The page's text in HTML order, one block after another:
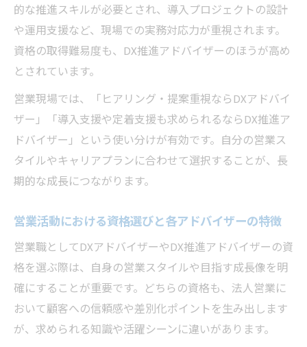
的な推進スキルが必要とされ、導入プロジェクトの設計
や運用支援など、現場での実務対応力が重視されます。
資格の取得難易度も、DX推進アドバイザーのほうが高め
とされています。
営業現場では、「ヒアリング・提案重視ならDXアドバイ
ザー」「導入支援や定着支援も求められるならDX推進ア
ドバイザー」という使い分けが有効です。自分の営業ス
タイルやキャリアプランに合わせて選択することが、長
期的な成長につながります。
営業活動における資格選びと各アドバイザーの特徴
営業職としてDXアドバイザーやDX推進アドバイザーの資
格を選ぶ際は、自身の営業スタイルや目指す成長像を明
確にすることが重要です。どちらの資格も、法人営業に
おいて顧客への信頼感や差別化ポイントを生み出します
が、求められる知識や活躍シーンに違いがあります。